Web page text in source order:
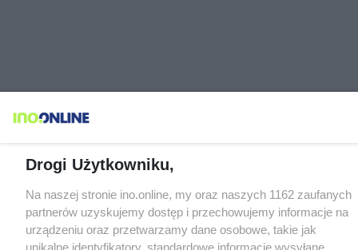
Drogi Użytkowniku,
Na naszej stronie ino.online, my oraz naszych 1162 zaufanych
partnerów uzyskujemy dostęp i przechowujemy informacje na
urządzeniu oraz przetwarzamy dane osobowe, takie jak
unikalne identyfikatory, standardowe informacje wysyłane